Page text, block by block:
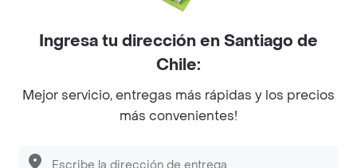
Ingresa tu dirección en Santiago de
Chile:
Mejor servicio, entregas más rápidas y los precios
más convenientes!